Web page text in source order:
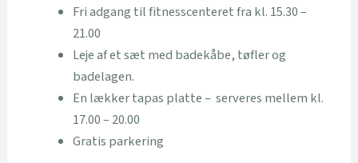
Fri adgang til fitnesscenteret fra kl. 15.30 –
21.00
Leje af et sæt med badekåbe, tøfler og
badelagen.
En lækker tapas platte – serveres mellem kl.
17.00 – 20.00
Gratis parkering